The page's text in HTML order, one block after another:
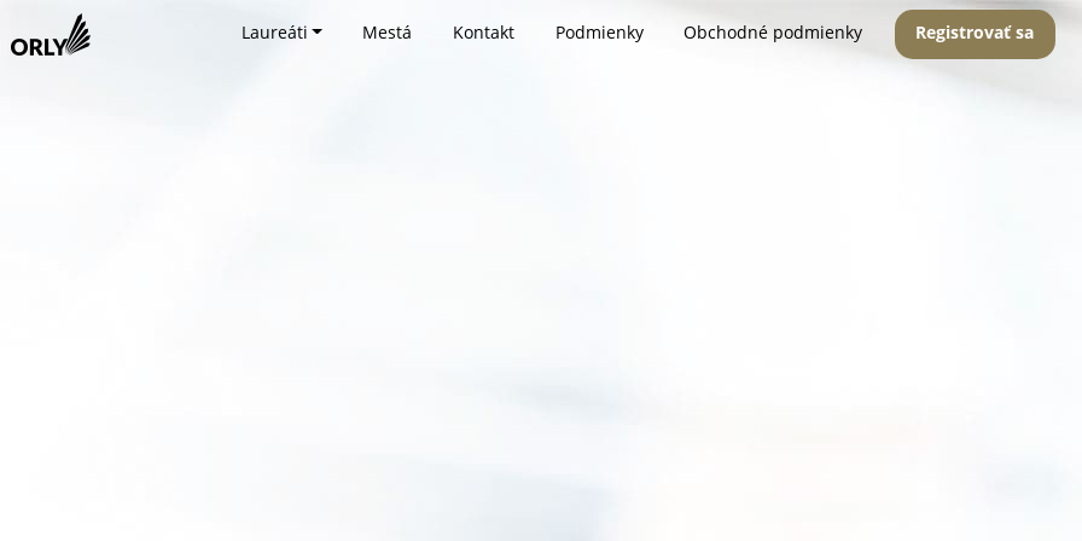
Laureáti Mestá Kontakt Podmienky Obchodné podmienky Registrovať sa